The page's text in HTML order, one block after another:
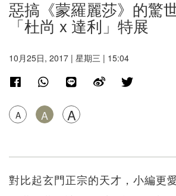
惡搞《蒙羅麗莎》的
「杜尚 x 達利」特展
10月25日, 2017 | 星期三 | 15:04
A A A
對比起玄門正宗的天才，小編更